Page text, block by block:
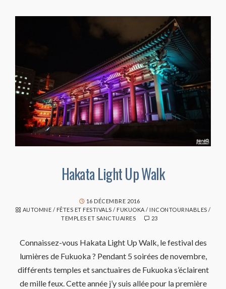
Hakata Light Up Walk
16 DÉCEMBRE 2016
AUTOMNE / FÊTES ET FESTIVALS / FUKUOKA / INCONTOURNABLES /
TEMPLES ET SANCTUAIRES
23
Connaissez-vous Hakata Light Up Walk, le festival des
lumières de Fukuoka ? Pendant 5 soirées de novembre,
différents temples et sanctuaires de Fukuoka s’éclairent
de mille feux. Cette année j’y suis allée pour la première